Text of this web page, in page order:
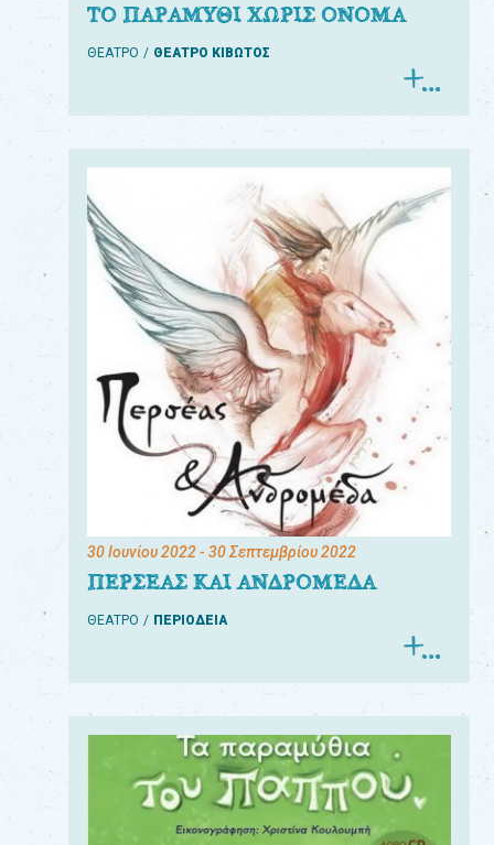
ΤΟ ΠΑΡΑΜΥΘΙ ΧΩΡΙΣ ΟΝΟΜΑ
ΘΕΑΤΡΟ ΘΕΑΤΡΟ ΚΙΒΩΤΟΣ
30 Ιουνίου 2022- 30 Σεπτεμβρίου 2022
ΠΕΡΣΕΑΣ ΚΑΙ ΑΝΔΡΟΜΕΔΑ
ΘΕΑΤΡΟ ΠΕΡΙΟΔΕΙΑ